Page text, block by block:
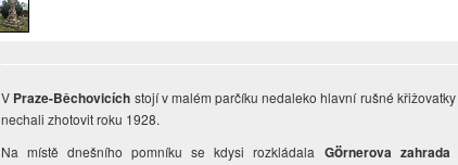
V Praze-Běchovicích stojí v malém parčíku nedaleko hlavní rušné křižovatky
nechali zhotovit roku 1928.
Na místě dnešního pomníku se kdysi rozkládala Görnerova zahrada